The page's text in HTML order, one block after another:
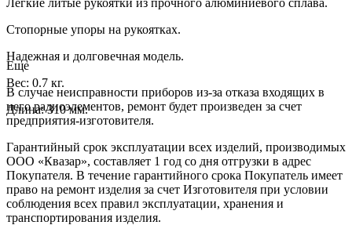
Стопорные упоры на рукоятках.
Надежная и долговечная модель.
Вес: 0.7 кг.
Длина: 310 мм.
Еще
В случае неисправности приборов из-за отказа входящих в
него радиоэлементов, ремонт будет произведен за счет
предприятия-изготовителя.
Гарантийный срок эксплуатации всех изделий, производимых
ООО «Квазар», составляет 1 год со дня отгрузки в адрес
Покупателя. В течение гарантийного срока Покупатель имеет
право на ремонт изделия за счет Изготовителя при условии
соблюдения всех правил эксплуатации, хранения и
транспортирования изделия.